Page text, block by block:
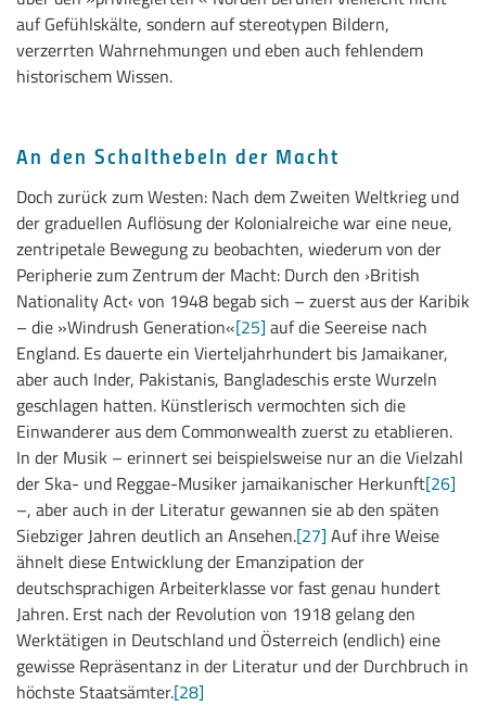
auf Gefühlskälte, sondern auf stereotypen Bildern,
verzerrten Wahrnehmungen und eben auch fehlendem
historischem Wissen.
An den Schalthebeln der Macht
Doch zurück zum Westen: Nach dem Zweiten Weltkrieg und
der graduellen Auflösung der Kolonialreiche war eine neue,
zentripetale Bewegung zu beobachten, wiederum von der
Peripherie zum Zentrum der Macht: Durch den ›British
Nationality Act‹ von 1948 begab sich – zuerst aus der Karibik
– die »Windrush Generation«[25] auf die Seereise nach
England. Es dauerte ein Vierteljahrhundert bis Jamaikaner,
aber auch Inder, Pakistanis, Bangladeschis erste Wurzeln
geschlagen hatten. Künstlerisch vermochten sich die
Einwanderer aus dem Commonwealth zuerst zu etablieren.
In der Musik – erinnert sei beispielsweise nur an die Vielzahl
der Ska- und Reggae-Musiker jamaikanischer Herkunft[26]
–, aber auch in der Literatur gewannen sie ab den späten
Siebziger Jahren deutlich an Ansehen.[27] Auf ihre Weise
ähnelt diese Entwicklung der Emanzipation der
deutschsprachigen Arbeiterklasse vor fast genau hundert
Jahren. Erst nach der Revolution von 1918 gelang den
Werktätigen in Deutschland und Österreich (endlich) eine
gewisse Repräsentanz in der Literatur und der Durchbruch in
höchste Staatsämter.[28]